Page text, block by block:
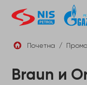
content
Почетна /
Braun и